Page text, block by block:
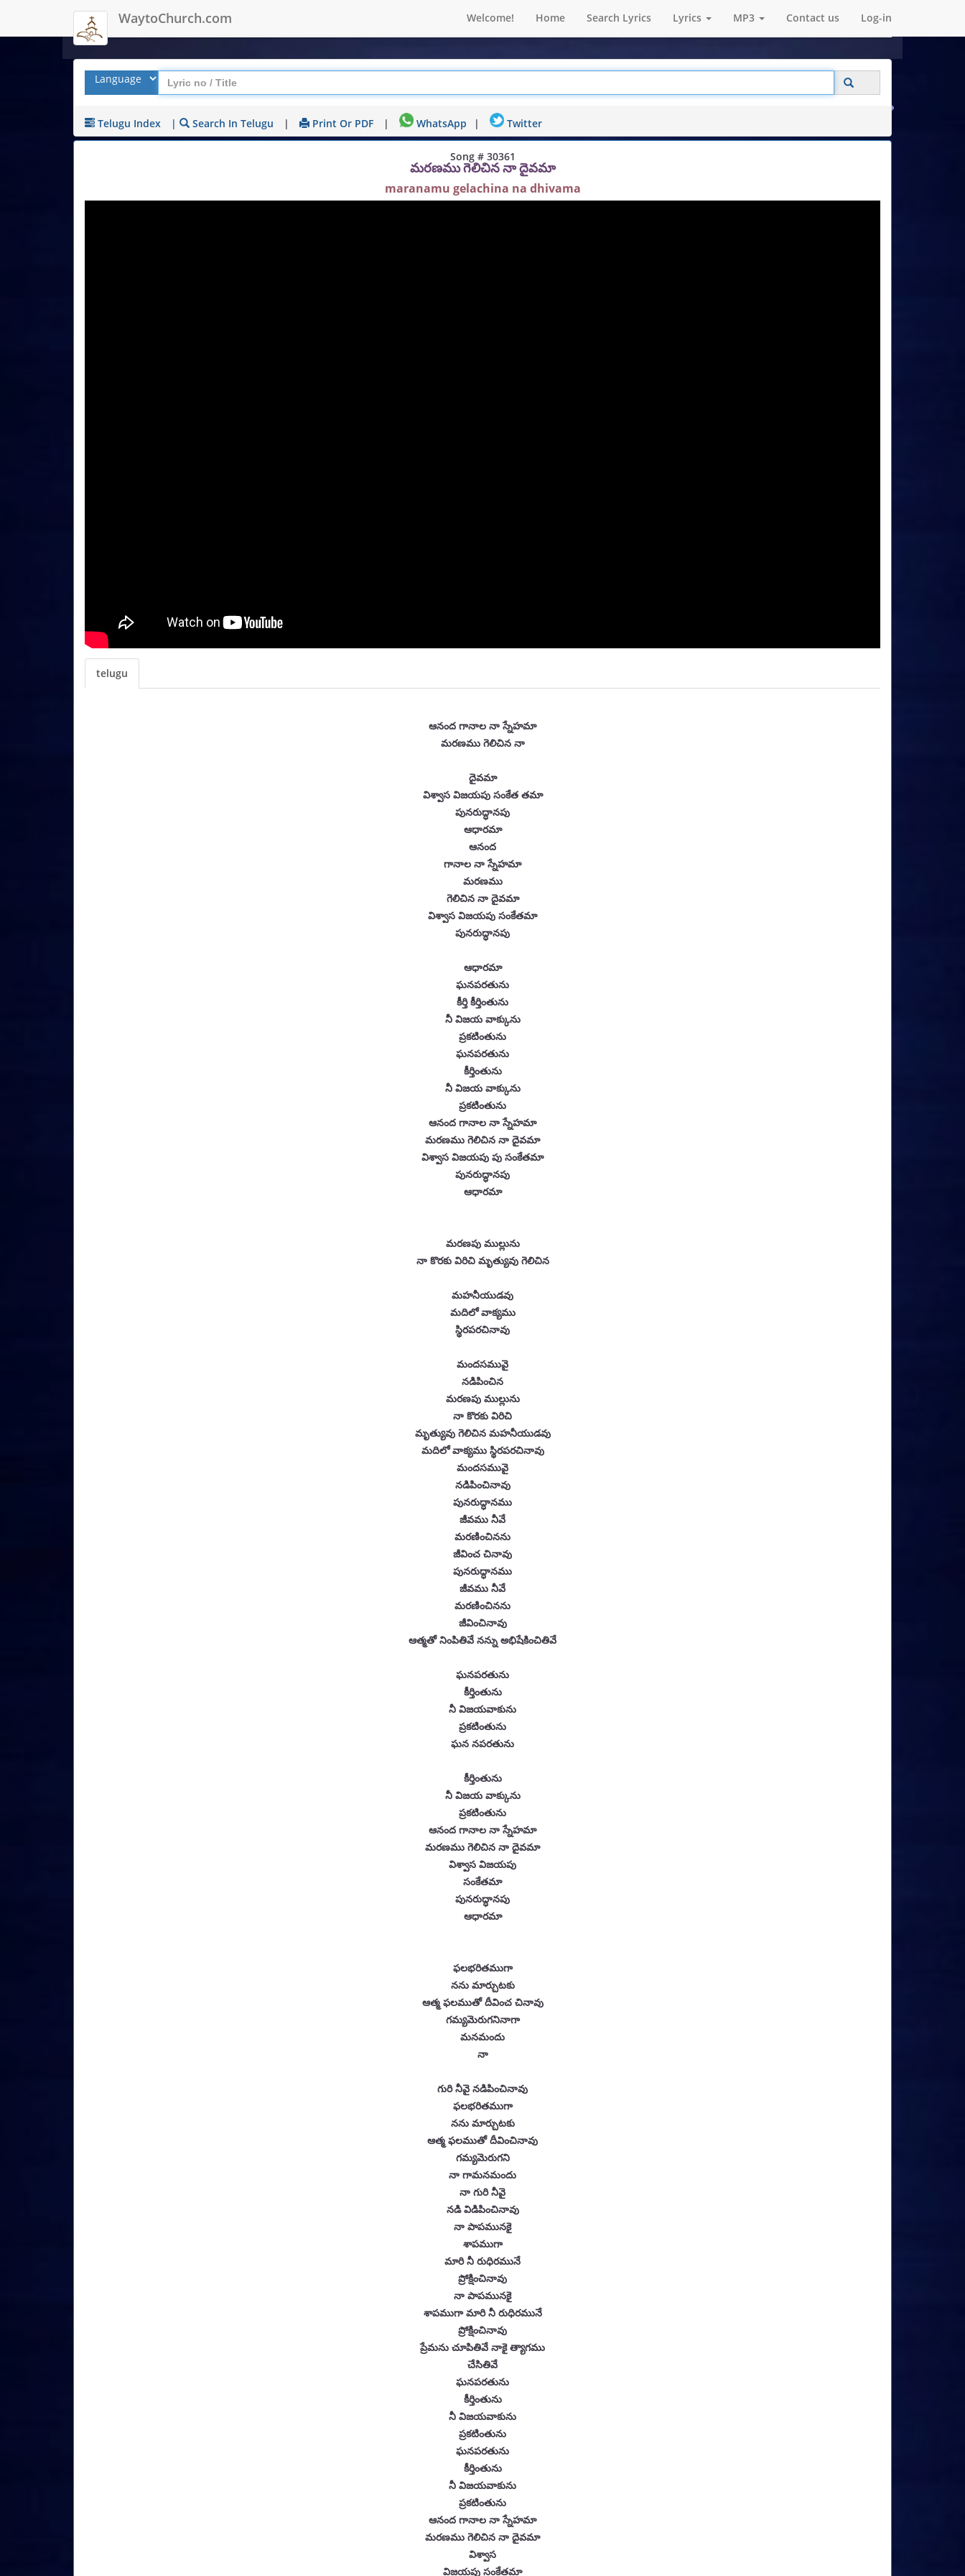
WaytoChurch.com Welcome! Home Search Lyrics Lyrics MP3 Contact us Log-in
Telugu Index | Search In Telugu | Print Or PDF | WhatsApp | Twitter
Song # 30361
మరణము గెలిచిన నా దైవమా
maranamu gelachina na dhivama
telugu
ఆనంద గానాల నా స్నేహమా
మరణము గెలిచిన నా
దైవమా
విశ్వాస విజయపు సంకేత తమా
పునరుద్ధానపు
ఆధారమా
ఆనంద
గానాల నా స్నేహమా
మరణము
గెలిచిన నా దైవమా
విశ్వాస విజయపు సంకేతమా
పునరుద్ధానపు
ఆధారమా
ఘనపరతును
కీర్తి కీర్తింతును
నీ విజయ వాక్కును
ప్రకటింతును
ఘనపరతును
కీర్తింతును
నీ విజయ వాక్కును
ప్రకటింతును
ఆనంద గానాల నా స్నేహమా
మరణము గెలిచిన నా దైవమా
విశ్వాస విజయపు పు సంకేతమా
పునరుద్ధానపు
ఆధారమా
మరణపు ముల్లును
నా కొరకు విరిచి మృత్యువు గెలిచిన
మహనీయుడవు
మదిలో వాక్యము
స్థిరపరచినావు
మందసమువై
నడిపించిన
మరణపు ముల్లును
నా కొరకు విరిచి
మృత్యువు గెలిచిన మహనీయుడవు
మదిలో వాక్యము స్థిరపరచినావు
మందసమువై
నడిపించినావు
పునరుద్ధానము
జీవము నీవే
మరణించినను
జీవించ చినావు
పునరుద్ధానము
జీవము నీవే
మరణించినను
జీవించినావు
ఆత్మతో నింపితివే నన్ను అభిషేకించితివే
ఘనపరతును
కీర్తింతును
నీ విజయవాకును
ప్రకటింతును
ఘన నపరతును
కీర్తింతును
నీ విజయ వాక్కును
ప్రకటింతును
ఆనంద గానాల నా స్నేహమా
మరణము గెలిచిన నా దైవమా
విశ్వాస విజయపు
సంకేతమా
పునరుద్ధానపు
ఆధారమా
ఫలభరితముగా
నను మార్చుటకు
ఆత్మ ఫలముతో దీవించ చినావు
గమ్యమెరుగనినాగా
మనమందు
నా
గురి నీవై నడిపించినావు
ఫలభరితముగా
నను మార్చుటకు
ఆత్మ ఫలముతో దీవించినావు
గమ్యమెరుగని
నా గామనమందు
నా గురి నీవై
నడి విడిపించినావు
నా పాపమునకై
శాపముగా
మారి నీ రుధిరమునే
ప్రోక్షించినావు
నా పాపమునకై
శాపముగా మారి నీ రుధిరమునే
ప్రోక్షించినావు
ప్రేమను చూపితివే నాకై త్యాగము
చేసితివే
ఘనపరతును
కీర్తింతును
నీ విజయవాకును
ప్రకటింతును
ఘనపరతును
కీర్తింతును
నీ విజయవాకును
ప్రకటింతును
ఆనంద గానాల నా స్నేహమా
మరణము గెలిచిన నా దైవమా
విశ్వాస
విజయపు సంకేతమా